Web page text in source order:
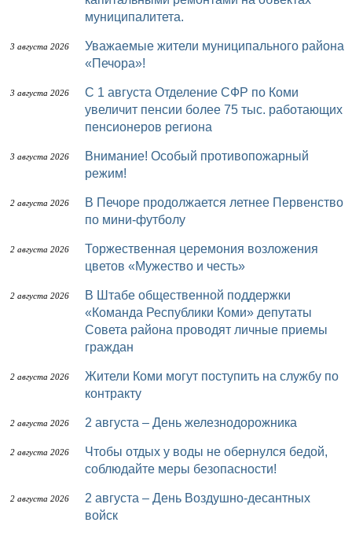
муниципалитета.
3 августа 2026
Уважаемые жители муниципального района
«Печора»!
3 августа 2026
С 1 августа Отделение СФР по Коми
увеличит пенсии более 75 тыс. работающих
пенсионеров региона
3 августа 2026
Внимание! Особый противопожарный
режим!
2 августа 2026
В Печоре продолжается летнее Первенство
по мини-футболу
2 августа 2026
Торжественная церемония возложения
цветов «Мужество и честь»
2 августа 2026
В Штабе общественной поддержки
«Команда Республики Коми» депутаты
Совета района проводят личные приемы
граждан
2 августа 2026
Жители Коми могут поступить на службу по
контракту
2 августа 2026 2 августа – День железнодорожника
2 августа 2026
Чтобы отдых у воды не обернулся бедой,
соблюдайте меры безопасности!
2 августа 2026
2 августа – День Воздушно-десантных
войск